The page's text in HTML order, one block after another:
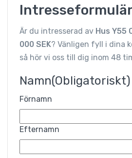
Är du intresserad av Hus Y55
000 SEK? Vänligen fyll i dina
så hör vi oss till dig inom 48
Namn(Obligatoriskt)
Förnamn
Efternamn